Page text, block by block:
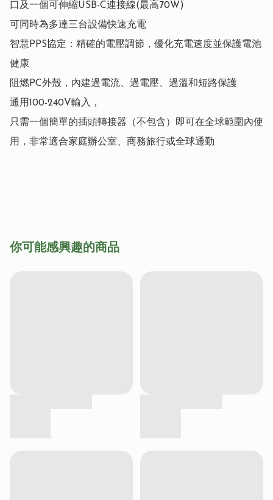
口及一個可伸縮USB-C連接線(最高70W)
可同時為多達三台設備快速充電
智慧PPS協定：精確的電壓調節，優化充電速度並保護電池
健康
阻燃PC外殼，內建過電流、過電壓、過溫和短路保護
通用100-240V輸入，
只需一個簡單的插頭轉接器（不包含）即可在全球範圍內使
用，非常適合家庭辦公室、商務旅行或全球通勤
你可能感興趣的商品